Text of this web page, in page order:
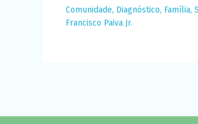
Comunidade, Diagnóstico, Família,
Francisco Paiva Jr.